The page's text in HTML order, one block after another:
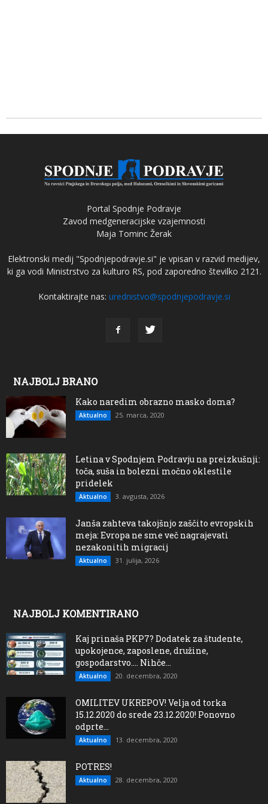
Portal Spodnje Podravje
Zavod medgeneracijske vzajemnosti
Maja Tominc Žerak
Elektronski medij "Spodnjepodravje.si" je vpisan v razvid medijev,
ki ga vodi Ministrstvo za kulturo RS, pod zaporedno številko 2121.
Kontaktirajte nas: urednistvo@spodnjepodravje.si
NAJBOLJ BRANO
Kako naredim obrazno masko doma?
Aktualno 25. marca, 2020
Letina v Spodnjem Podravju na preizkušnji:
toča, suša in bolezni močno oklestile
pridelek
Aktualno 3. avgusta, 2026
Janša zahteva takojšnjo zaščito evropskih
meja: Evropa ne sme več nagrajevati
nezakonitih migracij
Aktualno 31. julija, 2026
NAJBOLJ KOMENTIRANO
Kaj prinaša PKP7? Dodatek za študente,
upokojence, zaposlene, družine,
gospodarstvo…. Nihče...
Aktualno 20. decembra, 2020
OMILITEV UKREPOV! Velja od torka
15.12.2020 do srede 23.12.2020! Ponovno
odprte...
Aktualno 13. decembra, 2020
POTRES!
Aktualno 28. decembra, 2020